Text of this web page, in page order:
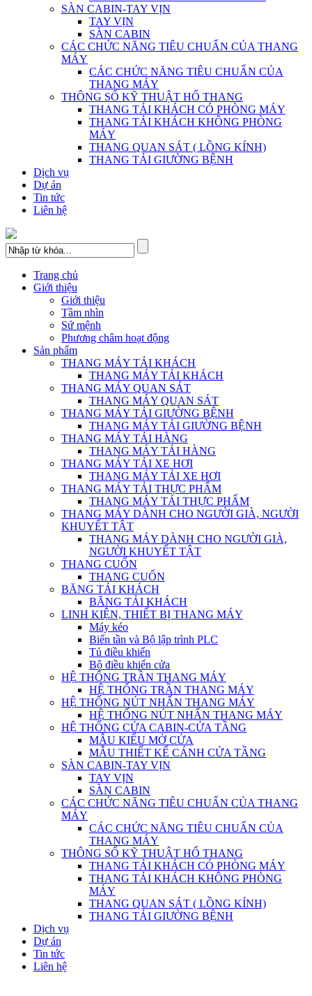
SÀN CABIN-TAY VỊN
TAY VỊN
SÀN CABIN
CÁC CHỨC NĂNG TIÊU CHUẨN CỦA THANG
MÁY
CÁC CHỨC NĂNG TIÊU CHUẨN CỦA
THANG MÁY
THÔNG SỐ KỸ THUẬT HỐ THANG
THANG TẢI KHÁCH CÓ PHÒNG MÁY
THANG TẢI KHÁCH KHÔNG PHÒNG
MÁY
THANG QUAN SÁT ( LỒNG KÍNH)
THANG TẢI GIƯỜNG BỆNH
Dịch vụ
Dự án
Tin tức
Liên hệ
Trang chủ
Giới thiệu
Giới thiệu
Tầm nhìn
Sứ mệnh
Phương châm hoạt động
Sản phẩm
THANG MÁY TẢI KHÁCH
THANG MÁY TẢI KHÁCH
THANG MÁY QUAN SÁT
THANG MÁY QUAN SÁT
THANG MÁY TẢI GIƯỜNG BỆNH
THANG MÁY TẢI GIƯỜNG BỆNH
THANG MÁY TẢI HÀNG
THANG MÁY TẢI HÀNG
THANG MÁY TẢI XE HƠI
THANG MÁY TẢI XE HƠI
THANG MÁY TẢI THỰC PHẨM
THANG MÁY TẢI THỰC PHẨM
THANG MÁY DÀNH CHO NGƯỜI GIÀ, NGƯỜI
KHUYẾT TẬT
THANG MÁY DÀNH CHO NGƯỜI GIÀ,
NGƯỜI KHUYẾT TẬT
THANG CUỐN
THANG CUỐN
BĂNG TẢI KHÁCH
BĂNG TẢI KHÁCH
LINH KIỆN, THIẾT BỊ THANG MÁY
Máy kéo
Biến tần và Bộ lập trình PLC
Tủ điều khiển
Bộ điều khiển cửa
HỆ THỐNG TRẦN THANG MÁY
HỆ THỐNG TRẦN THANG MÁY
HỆ THỐNG NÚT NHẤN THANG MÁY
HỆ THỐNG NÚT NHẤN THANG MÁY
HỆ THỐNG CỬA CABIN-CỬA TẦNG
MẪU KIỂU MỞ CỬA
MẪU THIẾT KẾ CÁNH CỬA TẦNG
SÀN CABIN-TAY VỊN
TAY VỊN
SÀN CABIN
CÁC CHỨC NĂNG TIÊU CHUẨN CỦA THANG
MÁY
CÁC CHỨC NĂNG TIÊU CHUẨN CỦA
THANG MÁY
THÔNG SỐ KỸ THUẬT HỐ THANG
THANG TẢI KHÁCH CÓ PHÒNG MÁY
THANG TẢI KHÁCH KHÔNG PHÒNG
MÁY
THANG QUAN SÁT ( LỒNG KÍNH)
THANG TẢI GIƯỜNG BỆNH
Dịch vụ
Dự án
Tin tức
Liên hệ